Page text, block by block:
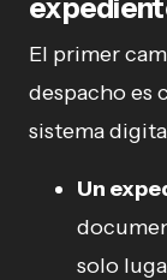
El primer
despacho es
sistema
Un
solo